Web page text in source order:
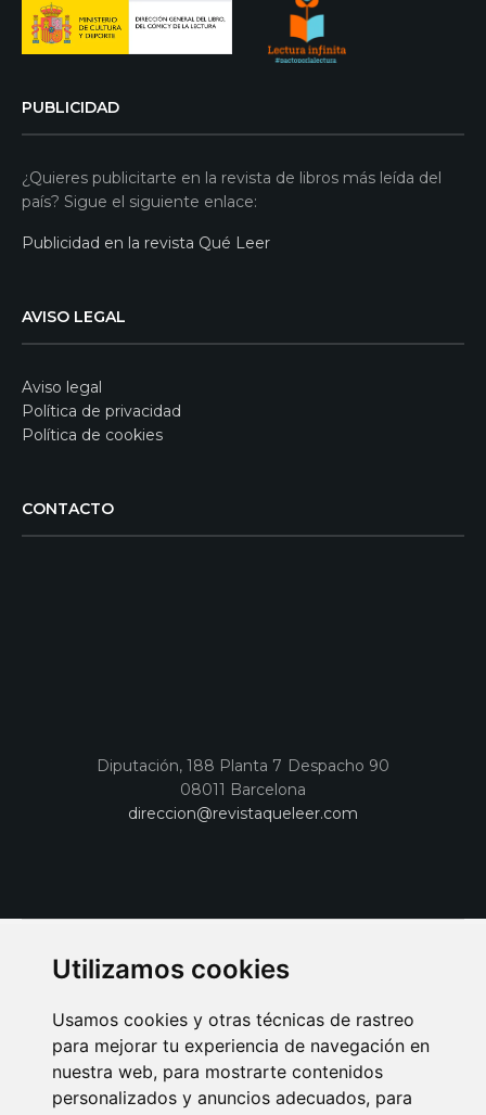
Utilizamos cookies
Usamos cookies y otras técnicas de rastreo
para mejorar tu experiencia de navegación en
nuestra web, para mostrarte contenidos
personalizados y anuncios adecuados, para
PUBLICIDAD
¿Quieres publicitarte en la revista de libros más leída del
país? Sigue el siguiente enlace:
Publicidad en la revista Qué Leer
AVISO LEGAL
Aviso legal
Política de privacidad
Política de cookies
CONTACTO
Diputación, 188 Planta 7 Despacho 90
08011 Barcelona
direccion@revistaqueleer.com